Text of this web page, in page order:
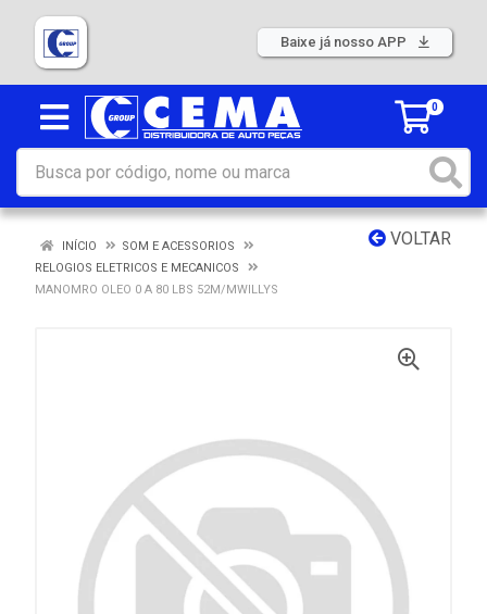
Baixe já nosso APP
0
VOLTAR
INÍCIO
SOM E ACESSORIOS
RELOGIOS ELETRICOS E MECANICOS
MANOMRO OLEO 0 A 80 LBS 52M/MWILLYS